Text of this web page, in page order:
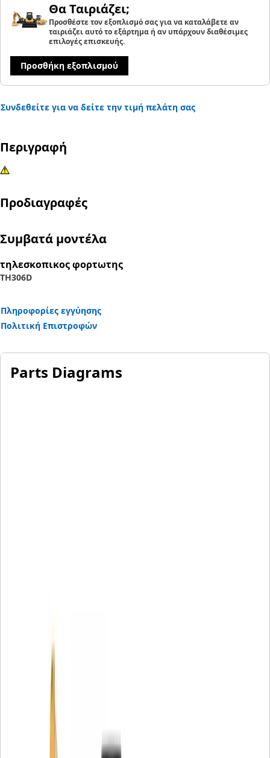
Θα Ταιριάζει;
Προσθέστε τον εξοπλισμό σας για να καταλάβετε αν
ταιριάζει αυτό το εξάρτημα ή αν υπάρχουν διαθέσιμες
επιλογές επισκευής.
Προσθήκη εξοπλισμού
Συνδεθείτε για να δείτε την τιμή πελάτη σας
Περιγραφή
Προδιαγραφές
Συμβατά μοντέλα
τηλεσκοπικος φορτωτης
TH306D
Πληροφορίες εγγύησης
Πολιτική Επιστροφών
Parts Diagrams